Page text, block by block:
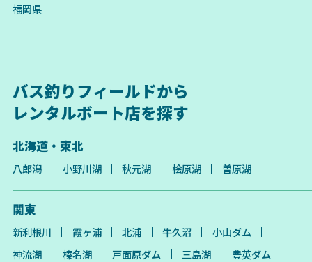
福岡県
バス釣りフィールドから
レンタルボート店を探す
北海道・東北
八郎潟 小野川湖 秋元湖 桧原湖 曽原湖
関東
新利根川 霞ヶ浦 北浦 牛久沼
小山ダム
神流湖
榛名湖 戸面原ダム 三島湖
豊英ダム